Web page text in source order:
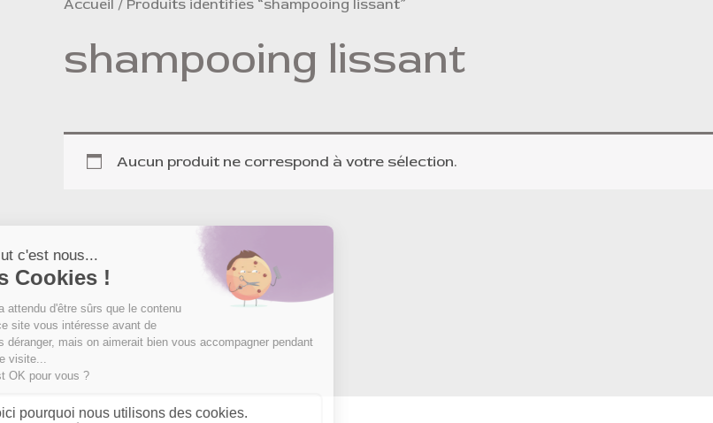
Accueil / Produits identifiés “shampooing lissant”
shampooing lissant
Aucun produit ne correspond à votre sélection.